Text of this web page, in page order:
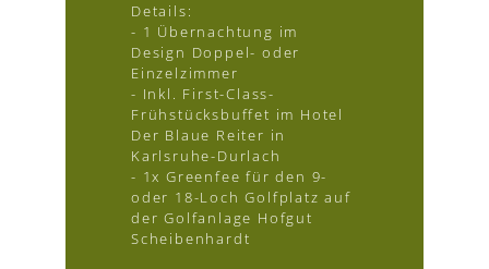
Details:
- 1 Übernachtung im
Design Doppel- oder
Einzelzimmer
- Inkl. First-Class-
Frühstücksbuffet im Hotel
Der Blaue Reiter in
Karlsruhe-Durlach
- 1x Greenfee für den 9-
oder 18-Loch Golfplatz auf
der Golfanlage Hofgut
Scheibenhardt